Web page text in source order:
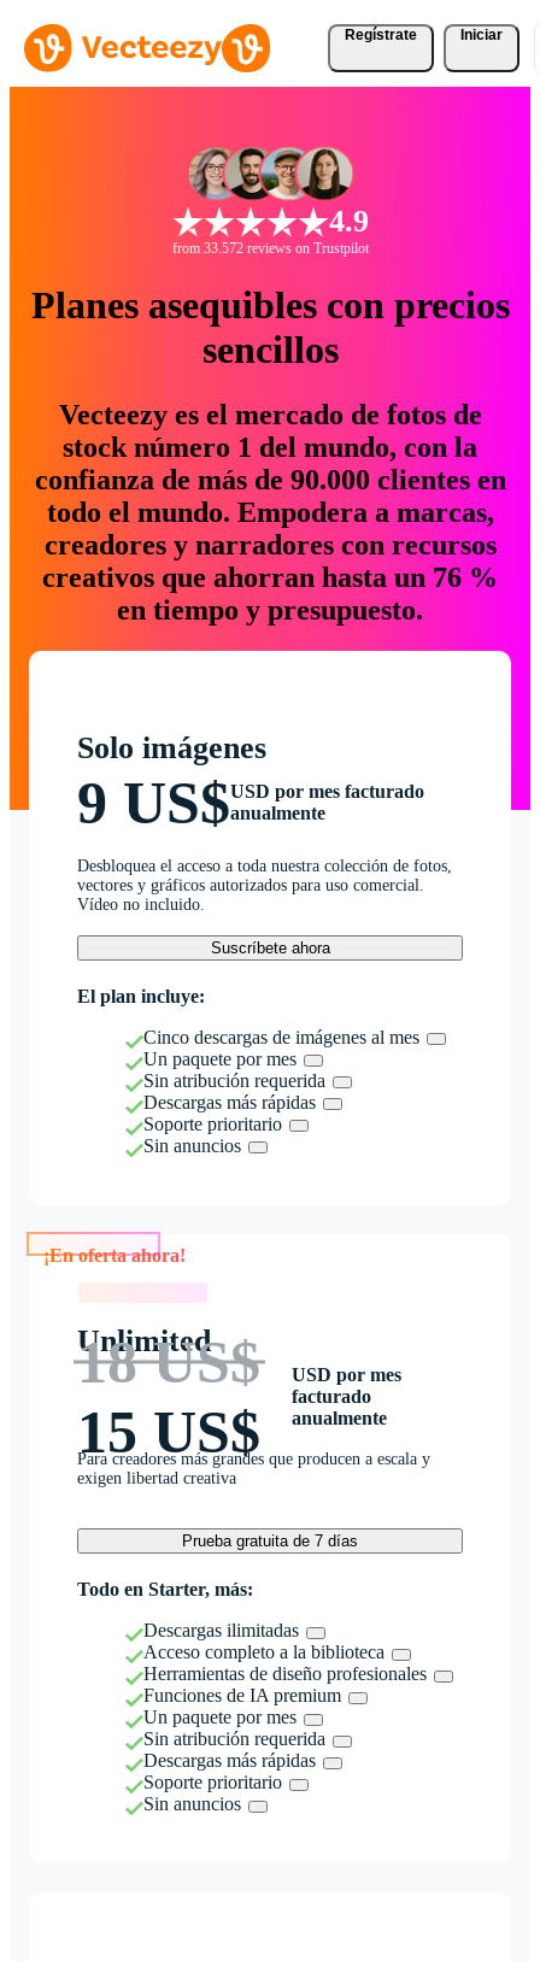
Regístrate Iniciar
4.9
from 33.572 reviews on Trustpilot
Planes asequibles con precios
sencillos
Vecteezy es el mercado de fotos de
stock número 1 del mundo, con la
confianza de más de 90.000 clientes en
todo el mundo. Empodera a marcas,
creadores y narradores con recursos
creativos que ahorran hasta un 76 %
en tiempo y presupuesto.
Solo imágenes
9 US$USD por mes facturado
anualmente
Desbloquea el acceso a toda nuestra colección de fotos,
vectores y gráficos autorizados para uso comercial.
Vídeo no incluido.
Suscríbete ahora
El plan incluye:
Cinco descargas de imágenes al mes
Un paquete por mes
Sin atribución requerida
Descargas más rápidas
Soporte prioritario
Sin anuncios
Unlimited
18 US$
15 US$
USD por mes
facturado
anualmente
Para creadores más grandes que producen a escala y
exigen libertad creativa
Prueba gratuita de 7 días
Todo en Starter, más:
Descargas ilimitadas
Acceso completo a la biblioteca
Herramientas de diseño profesionales
Funciones de IA premium
Un paquete por mes
Sin atribución requerida
Descargas más rápidas
Soporte prioritario
Sin anuncios